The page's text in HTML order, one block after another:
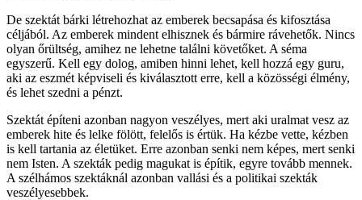
De szektát bárki létrehozhat az emberek becsapása és kifosztása
céljából. Az emberek mindent elhisznek és bármire rávehetők. Nincs
olyan őrültség, amihez ne lehetne találni követőket. A séma
egyszerű. Kell egy dolog, amiben hinni lehet, kell hozzá egy guru,
aki az eszmét képviseli és kiválasztott erre, kell a közösségi élmény,
és lehet szedni a pénzt.
Szektát építeni azonban nagyon veszélyes, mert aki uralmat vesz az
emberek hite és lelke fölött, felelős is értük. Ha kézbe vette, kézben
is kell tartania az életüket. Erre azonban senki nem képes, mert senki
nem Isten. A szekták pedig magukat is építik, egyre tovább mennek.
A szélhámos szektáknál azonban vallási és a politikai szekták
veszélyesebbek.